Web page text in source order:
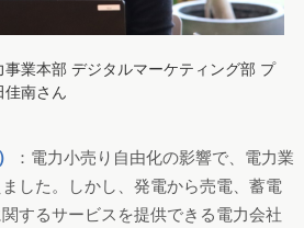
業本部 デジタルマーケティング部 プ
佳南さん
：電力小売り自由化の影響で、電力業
した。しかし、発電から売電、蓄電
するサービスを提供できる電力会社